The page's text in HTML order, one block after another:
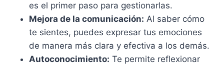
es el primer paso para gestionarlas.
Mejora de la comunicación: Al saber cómo
te sientes, puedes expresar tus emociones
de manera más clara y efectiva a los demás.
Autoconocimiento: Te permite reflexionar